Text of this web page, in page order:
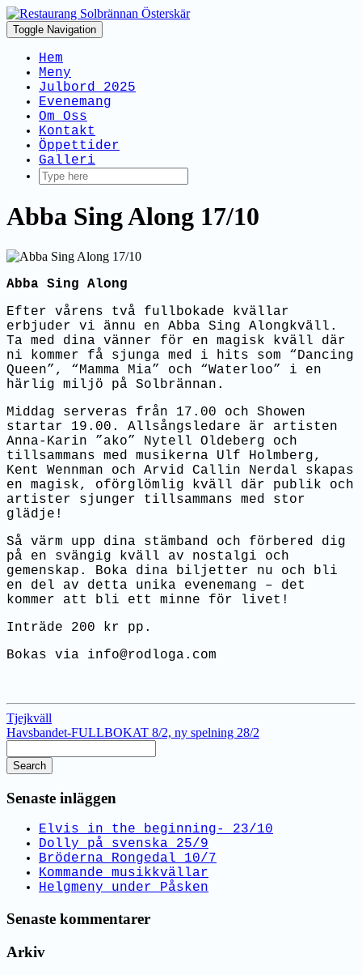
Toggle Navigation
Hem
Meny
Julbord 2025
Evenemang
Om Oss
Kontakt
Öppettider
Galleri
Abba Sing Along 17/10
Abba Sing Along
Efter vårens två fullbokade kvällar
erbjuder vi ännu en Abba Sing Alongkväll.
Ta med dina vänner för en magisk kväll där
ni kommer få sjunga med i hits som “Dancing
Queen”, “Mamma Mia” och “Waterloo” i en
härlig miljö på Solbrännan.
Middag serveras från 17.00 och Showen
startar 19.00. Allsångsledare är artisten
Anna-Karin ”ako” Nytell Oldeberg och
tillsammans med musikerna Ulf Holmberg,
Kent Wennman och Arvid Callin Nerdal skapas
en magisk, oförglömlig kväll där publik och
artister sjunger tillsammans med stor
glädje!
Så värm upp dina stämband och förbered dig
på en svängig kväll av nostalgi och
gemenskap. Boka dina biljetter nu och bli
en del av detta unika evenemang – det
kommer att bli ett minne för livet!
Inträde 200 kr pp.
Bokas via info@rodloga.com
Tjejkväll
Havsbandet-FULLBOKAT 8/2, ny spelning 28/2
Search
Senaste inläggen
Elvis in the beginning- 23/10
Dolly på svenska 25/9
Bröderna Rongedal 10/7
Kommande musikkvällar
Helgmeny under Påsken
Senaste kommentarer
Arkiv